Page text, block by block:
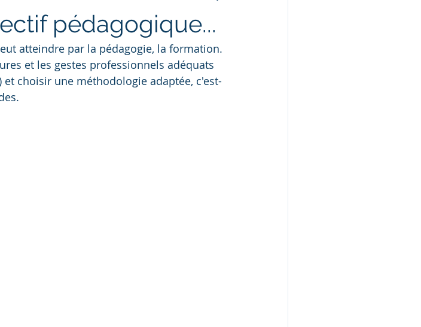
pédagogique...
atteindre par la pédagogie, la formation.
et les gestes professionnels adéquats
choisir une méthodologie adaptée, c'est-